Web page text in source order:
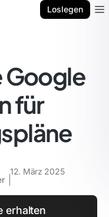
Loslegen
Google
für
12. März 2025
erhalten